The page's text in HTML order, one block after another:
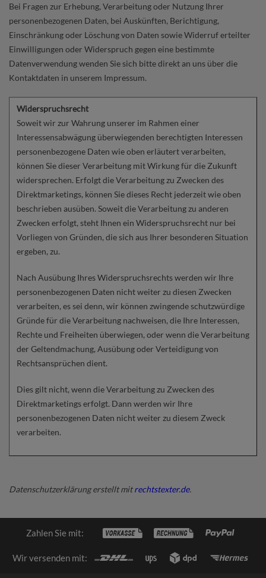
Bei Fragen zur Erhebung, Verarbeitung oder Nutzung Ihrer
personenbezogenen Daten, bei Auskünften, Berichtigung,
Einschränkung oder Löschung von Daten sowie Widerruf erteilter
Einwilligungen oder Widerspruch gegen eine bestimmte
Datenverwendung wenden Sie sich bitte direkt an uns über die
Kontaktdaten in unserem Impressum.
Widerspruchsrecht
Soweit wir zur Wahrung unserer im Rahmen einer
Interessensabwägung überwiegenden berechtigten Interessen
personenbezogene Daten wie oben erläutert verarbeiten,
können Sie dieser Verarbeitung mit Wirkung für die Zukunft
widersprechen. Erfolgt die Verarbeitung zu Zwecken des
Direktmarketings, können Sie dieses Recht jederzeit wie oben
beschrieben ausüben. Soweit die Verarbeitung zu anderen
Zwecken erfolgt, steht Ihnen ein Widerspruchsrecht nur bei
Vorliegen von Gründen, die sich aus Ihrer besonderen Situation
ergeben, zu.
Nach Ausübung Ihres Widerspruchsrechts werden wir Ihre
personenbezogenen Daten nicht weiter zu diesen Zwecken
verarbeiten, es sei denn, wir können zwingende schutzwürdige
Gründe für die Verarbeitung nachweisen, die Ihre Interessen,
Rechte und Freiheiten überwiegen, oder wenn die Verarbeitung
der Geltendmachung, Ausübung oder Verteidigung von
Rechtsansprüchen dient.
Dies gilt nicht, wenn die Verarbeitung zu Zwecken des
Direktmarketings erfolgt. Dann werden wir Ihre
personenbezogenen Daten nicht weiter zu diesem Zweck
verarbeiten.
Datenschutzerklärung erstellt mitrechtstexter.de.
Zahlen Sie mit:
Wir versenden mit: